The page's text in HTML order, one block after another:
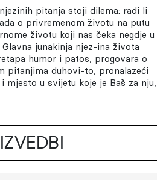
pitanja stoji dilema: radi li
o privremenom životu na putu
životu koji nas čeka negdje u
junakinja njez-ina života
humor i patos, progovara o
pitanjima duhovi-to, pronalazeći
mjesto u svijetu koje je Baš za nju,